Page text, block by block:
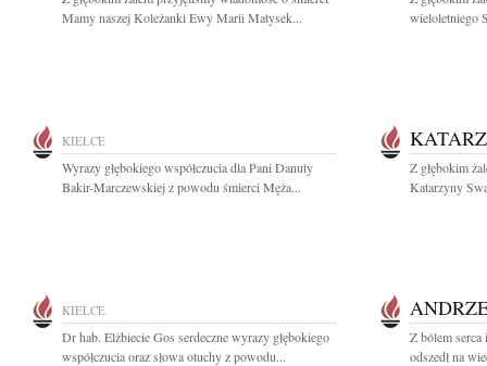
Mamy naszej Koleżanki Ewy Marii Matysek...
wieloletniego
KIELCE
Wyrazy głębokiego współczucia dla Pani Danuty
Bakir-Marczewskiej z powodu śmierci Męża...
Z głębokim
Katarzyny
KIELCE
Dr hab. Elżbiecie Gos serdeczne wyrazy głębokiego
współczucia oraz słowa otuchy z powodu...
Z bólem
odszedł na